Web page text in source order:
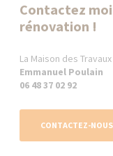
Contactez
rénovation !
La Maison des
Emmanuel Poulain
06 48 37 02 92
CONTACTEZ-NOUS